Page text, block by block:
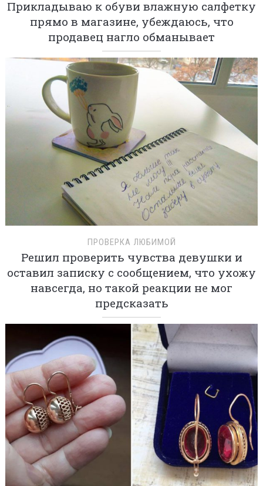
Прикладываю к обуви влажную салфетку
прямо в магазине, убеждаюсь, что
продавец нагло обманывает
ПРОВЕРКА ЛЮБИМОЙ
Решил проверить чувства девушки и
оставил записку с сообщением, что ухожу
навсегда, но такой реакции не мог
предсказать